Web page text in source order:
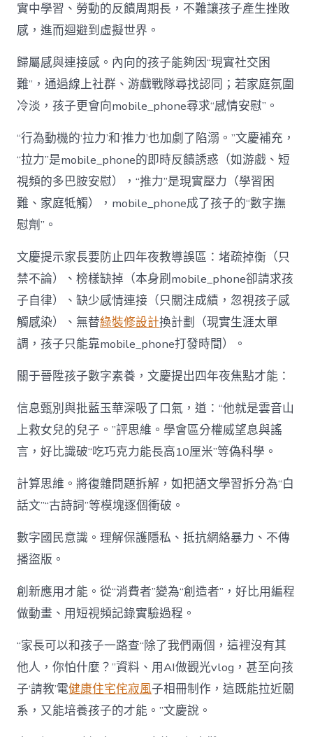
實中學習、勞動的反饋周期長，不難讓孩子產生挫敗
感，進而迴避到虛擬世界。
歸屬感與連接感。內向的孩子能夠因“現實社交困
難”，通過線上社群、游戲戰隊尋找認同；若家庭氛圍
冷淡，孩子更會向mobile_phone尋求“感情安慰”。
“行為動機的‘拉力’和‘推力’也加劇了陷溺。”文慶補充，
“拉力”是mobile_phone的即時反饋誘惑（如游戲、短
視頻的多巴胺安慰），“推力”是現實壓力（學習困
難、家庭牴觸），mobile_phone成了孩子的“數字撫
慰劑”。
文慶提示家長要防止四年夜教導誤區：堵疏掉衡（只
禁不論）、榜樣缺掉（本身刷mobile_phone卻請求孩
子自律）、缺少感情連接（只關注成績，忽視孩子感
觸感染）、無替綠裝修設計換計劃（現實生涯太單
調，孩子只能靠mobile_phone打發時間）。
關于晉陞孩子數字素養，文慶提出四年夜焦點才能：
信息甄別與批藍玉華深吸了口氣，道：“他就是雲音山
上救女兒的兒子。”評思維。學會區分權威望息與謠
言，好比識破“吃巧克力能長高10厘米”等偽科學。
計算思維。將復雜問題拆解，如把語文學習拆分為“白
話文”“古詩詞”等模塊逐個衝破。
數字國民意識。理解保護隱私、抵抗網絡暴力、不傳
播盜版。
創新應用才能。從“消費者”變為“創造者”，好比用編程
做動畫、用短視頻記錄實驗過程。
“家長可以和孩子一路查“除了我們兩個，這裡沒有其
他人，你怕什麼？”資料、用AI做觀光vlog，甚至向孩
子‘請教’電健康住宅侘寂風子相冊制作，這既能拉近關
系，又能培養孩子的才能。”文慶說。